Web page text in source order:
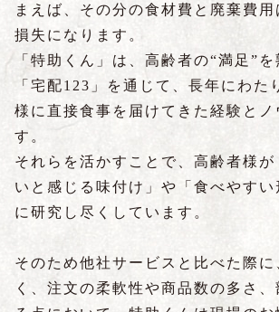
まえば、その分の食材費と廃棄費
損失になります。
「特助くん」は、高齢者の“満足”
「宅配123」を通じて、長年にわた
様に直接食事を届けてきた経験とノ
す。
それらを活かすことで、高齢者様が
いと感じる味付け」や「食べやすい
に研究し尽くしています。
そのため他社サービスと比べた際に
く、注文の柔軟性や商品数の多さ、